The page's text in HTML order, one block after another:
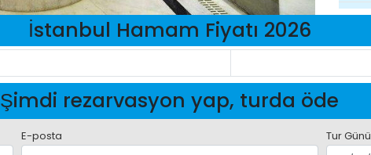
İstanbul Hamam Fiyatı 2026
Şimdi rezarvasyon yap, turda öde
E-posta Tur Günü